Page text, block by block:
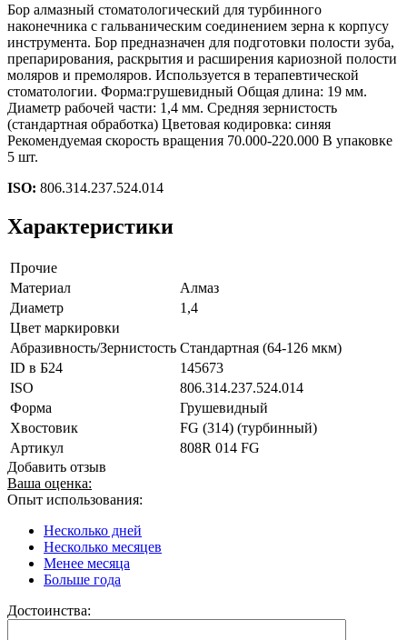
Бор алмазный стоматологический для турбинного
наконечника с гальваническим соединением зерна к корпусу
инструмента. Бор предназначен для подготовки полости зуба,
препарирования, раскрытия и расширения кариозной полости
моляров и премоляров. Используется в терапевтической
стоматологии. Форма:грушевидный Общая длина: 19 мм.
Диаметр рабочей части: 1,4 мм. Средняя зернистость
(стандартная обработка) Цветовая кодировка: синяя
Рекомендуемая скорость вращения 70.000-220.000 В упаковке
5 шт.
ISO: 806.314.237.524.014
Характеристики
Прочие
Материал
Алмаз
Диаметр
1,4
Цвет маркировки
Абразивность/Зернистость Стандартная (64-126 мкм)
ID в Б24
145673
ISO
806.314.237.524.014
Форма
Грушевидный
Хвостовик
FG (314) (турбинный)
Артикул
808R 014 FG
Добавить отзыв
Ваша оценка:
Опыт использования:
Несколько дней
Несколько месяцев
Менее месяца
Больше года
Достоинства: